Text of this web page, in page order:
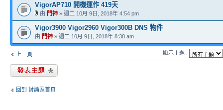
VigorAP710 開機運作 419天
由 門神 » 週二 10月 9日, 2018年 4:54 pm
Vigor3900 Vigor2960 Vigor300B DNS 物件
由 門神 » 週二 10月 9日, 2018年 8:38 am
上一頁 顯示主題 :
發表新主題
回到 討論區首頁